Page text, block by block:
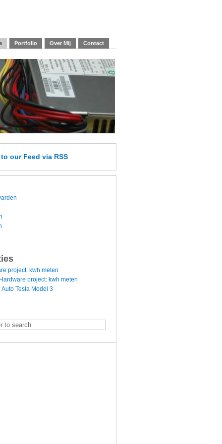
Portfolio Over Mij Contact
to our Feed via RSS
project: kwh meten
Hardware project: kwh meten
Auto Tesla Model 3